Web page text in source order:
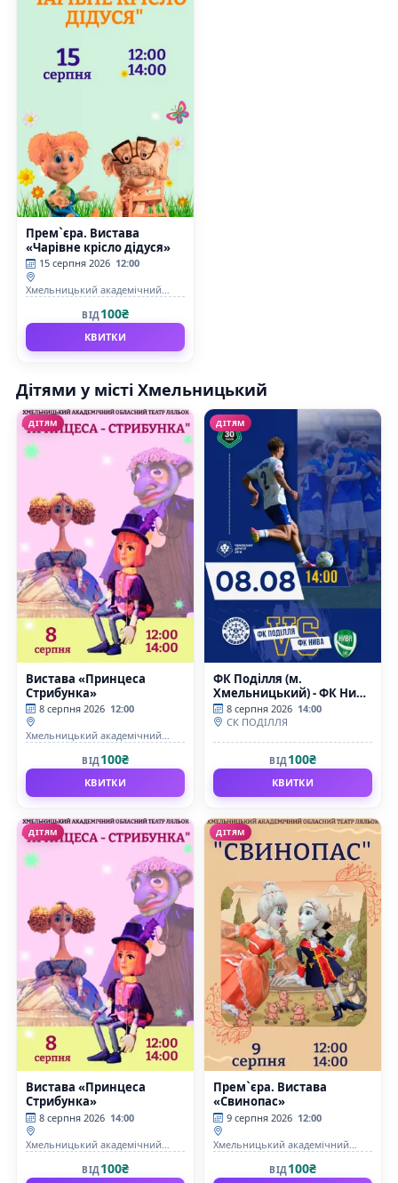
Прем`єра. Вистава
«Чарівне крісло дідуся»
15 серпня 2026 12:00
Хмельницький академічний
ВІД100₴
КВИТКИ
Дітями у місті Хмельницький
ДІТЯМ
Вистава «Принцеса
Стрибунка»
8 серпня 2026 12:00
Хмельницький академічний
ВІД100₴
КВИТКИ
ДІТЯМ
ФК Поділля (м.
Хмельницький) - ФК Нива
(м. Вінниця)
8 серпня 2026 14:00
СК ПОДІЛЛЯ
ВІД100₴
КВИТКИ
ДІТЯМ
Вистава «Принцеса
Стрибунка»
8 серпня 2026 14:00
Хмельницький академічний
ВІД 100₴
ДІТЯМ
Прем`єра. Вистава
«Свинопас»
9 серпня 2026 12:00
Хмельницький академічний
ВІД 100₴